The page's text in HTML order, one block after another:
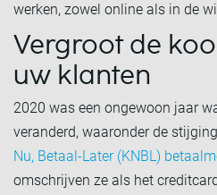
werken, zowel online als in de
Vergroot de
uw klanten
2020 was een ongewoon jaar
veranderd, waaronder de
Nu, Betaal-Later (KNBL)
omschrijven ze als het